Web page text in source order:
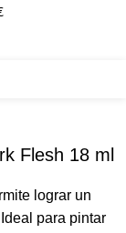
Flesh 18 ml
lograr un
para pintar